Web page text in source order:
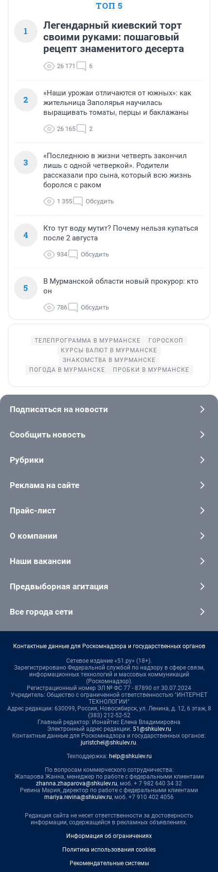
ТОП 5
1
Легендарный киевский торт
своими руками: пошаговый
рецепт знаменитого десерта
26 171 6
2
«Наши урожаи отличаются от южных»: как
жительница Заполярья научилась
выращивать томаты, перцы и баклажаны
26 165 2
3
«Последнюю в жизни четверть закончил
лишь с одной четверкой». Родители
рассказали про сына, который всю жизнь
боролся с раком
1 355 Обсудить
4
Кто тут воду мутит? Почему нельзя купаться
после 2 августа
934 Обсудить
5
В Мурманской области новый прокурор: кто
он
786 Обсудить
ТЕЛЕПРОГРАММА В МУРМАНСКЕ
ГОРОСКОП
КУРСЫ ВАЛЮТ В МУРМАНСКЕ
ЗНАКОМСТВА В МУРМАНСКЕ
ПОГОДА В МУРМАНСКЕ
ПРОБКИ В МУРМАНСКЕ
Подписаться на новости
Сообщить новость
Рубрики
Реклама на сайте
Прайс-лист
О компании
Наши вакансии
Предвыборная агитация
Все города сети
Контактные данные для Роскомнадзора и государственных органов
Сетевое издание «51.ру» (18+).
Зарегистрировано Федеральной службой по надзору в сфере связи,
информационных технологий и массовых коммуникаций
(Роскомнадзор).
Регистрационный номер ЭЛ № ФС 77 - 87890 от 30.07.2024
Учредитель: Общество с ограниченной ответственностью "ИНТЕРНЕТ
ТЕХНОЛОГИИ"
Адрес редакции: 630099, Россия, Новосибирск, ул. Ленина, д. 12, 6 этаж, 8
(383) 212-52-52
Главный редактор: Ионайтис Елена Владимировна
Электронный адрес редакции: 51@shkulev.ru
Контактные данные для Роскомнадзора и государственных органов:
juristchel@shkulev.ru.
Техподдержка: help@shkulev.ru
По вопросам коммерческого сотрудничества:
Жапарова Жанна, менеджер по работе с федеральными клиентами
zhanna.zhaparova@shkulev.ru, моб. + 7 982 640 34 32
Ревина Мария, директор по работе с федеральными клиентами
mariya.revina@shkulev.ru, моб. +7 910 402 4056
Редакция сайта не несет ответственности за достоверность
информации, содержащейся в рекламных объявлениях.
Информация об ограничениях
Политика использования cookies
Рекомендательные системы